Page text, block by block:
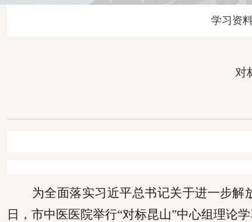
学习资
对
为全面落实习近平总书记关于进一步解
日，市中医医院举行“对标昆山”中心组理论